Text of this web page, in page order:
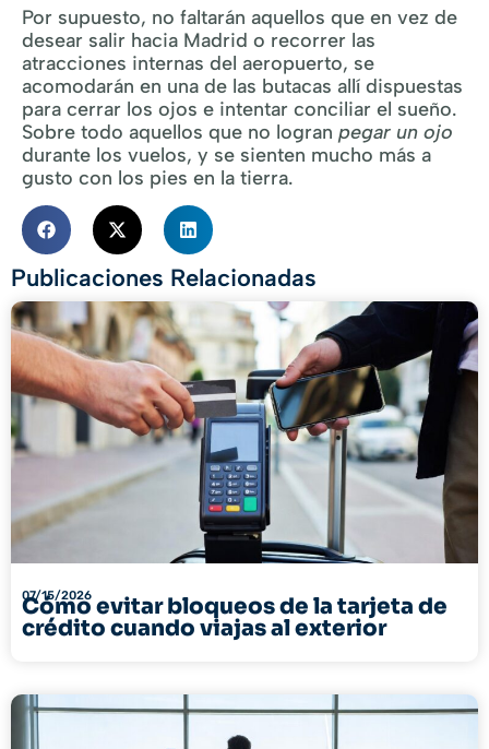
Por supuesto, no faltarán aquellos que en vez de
desear salir hacia Madrid o recorrer las
atracciones internas del aeropuerto, se
acomodarán en una de las butacas allí dispuestas
para cerrar los ojos e intentar conciliar el sueño.
Sobre todo aquellos que no logran pegar un ojo
durante los vuelos, y se sienten mucho más a
gusto con los pies en la tierra.
Publicaciones Relacionadas
07/15/2026
Cómo evitar bloqueos de la tarjeta de
crédito cuando viajas al exterior